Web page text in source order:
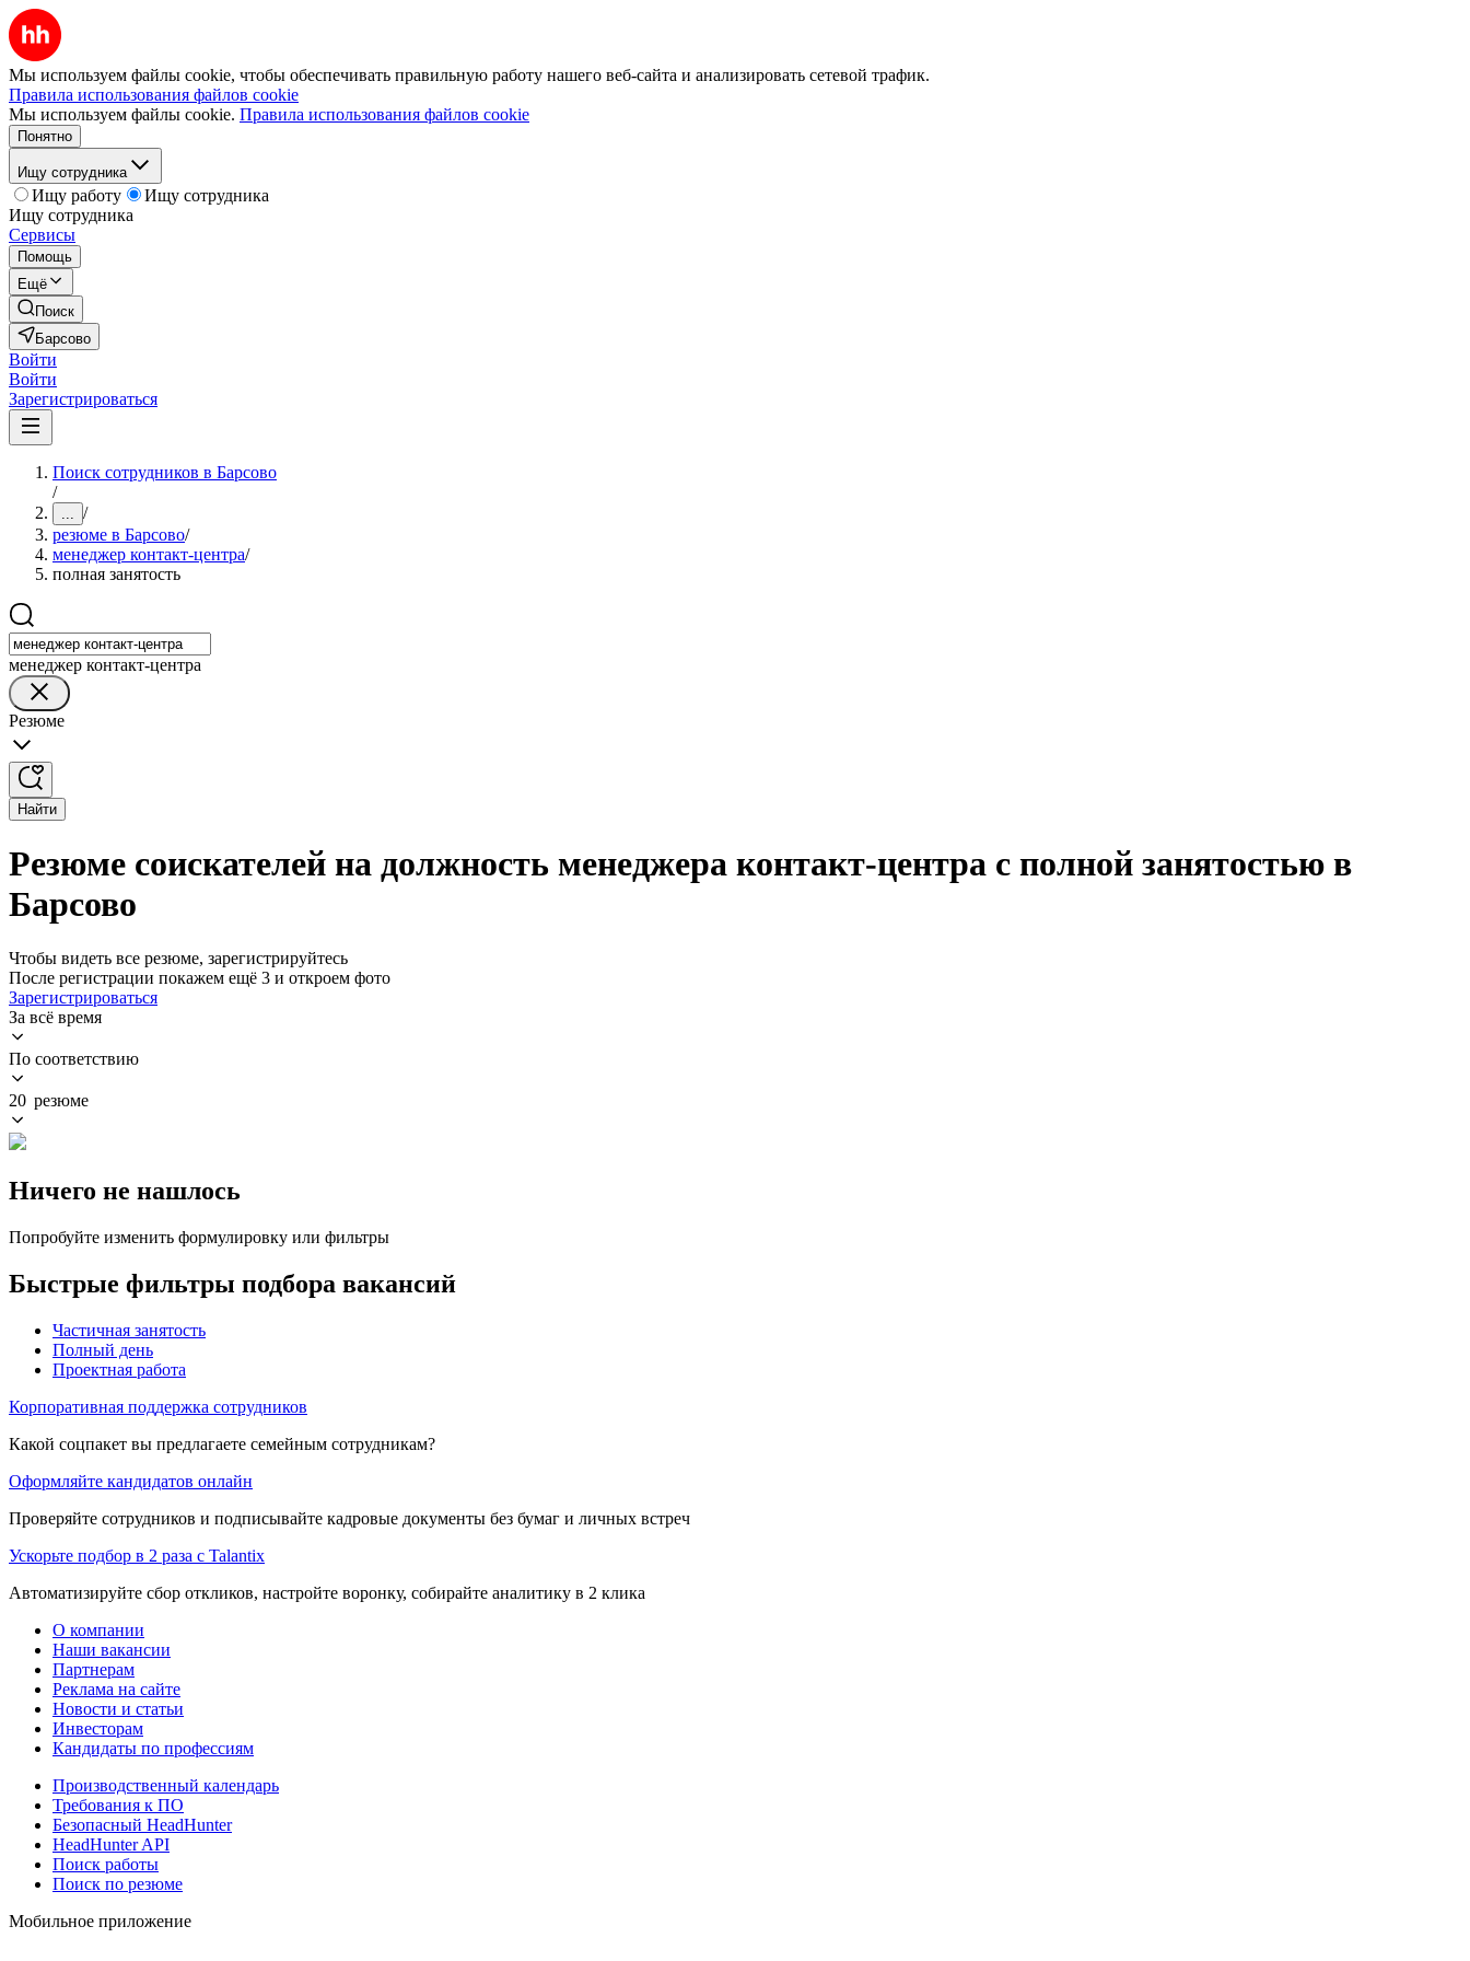
Мы используем файлы cookie, чтобы обеспечивать правильную работу нашего веб-сайта и анализировать сетевой трафик.
Правила использования файлов cookie
Мы используем файлы cookie. Правила использования файлов cookie
Понятно
Ищу сотрудника
Ищу работу
Ищу сотрудника
Ищу сотрудника
Сервисы
Помощь
Ещё
Поиск
Барсово
Войти
Войти
Зарегистрироваться
Поиск сотрудников в Барсово
/
... /
резюме в Барсово/
менеджер контакт-центра/
полная занятость
менеджер контакт-центра
Резюме
Найти
Резюме соискателей на должность менеджера контакт-центра с полной занятостью в
Барсово
Чтобы видеть все резюме, зарегистрируйтесь
После регистрации покажем ещё 3 и откроем фото
Зарегистрироваться
За всё время
По соответствию
20 резюме
Ничего не нашлось
Попробуйте изменить формулировку или фильтры
Быстрые фильтры подбора вакансий
Частичная занятость
Полный день
Проектная работа
Корпоративная поддержка сотрудников
Какой соцпакет вы предлагаете семейным сотрудникам?
Оформляйте кандидатов онлайн
Проверяйте сотрудников и подписывайте кадровые документы без бумаг и личных встреч
Ускорьте подбор в 2 раза с Talantix
Автоматизируйте сбор откликов, настройте воронку, собирайте аналитику в 2 клика
О компании
Наши вакансии
Партнерам
Реклама на сайте
Новости и статьи
Инвесторам
Кандидаты по профессиям
Производственный календарь
Требования к ПО
Безопасный HeadHunter
HeadHunter API
Поиск работы
Поиск по резюме
Мобильное приложение